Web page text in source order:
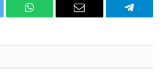
O
E-